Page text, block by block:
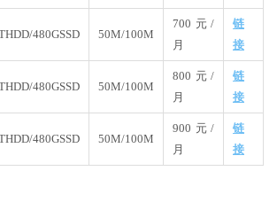
480GSSD 50M/100M
700元/
月
链
接
480GSSD 50M/100M
800元/
月
链
接
480GSSD 50M/100M
900元/
月
链
接